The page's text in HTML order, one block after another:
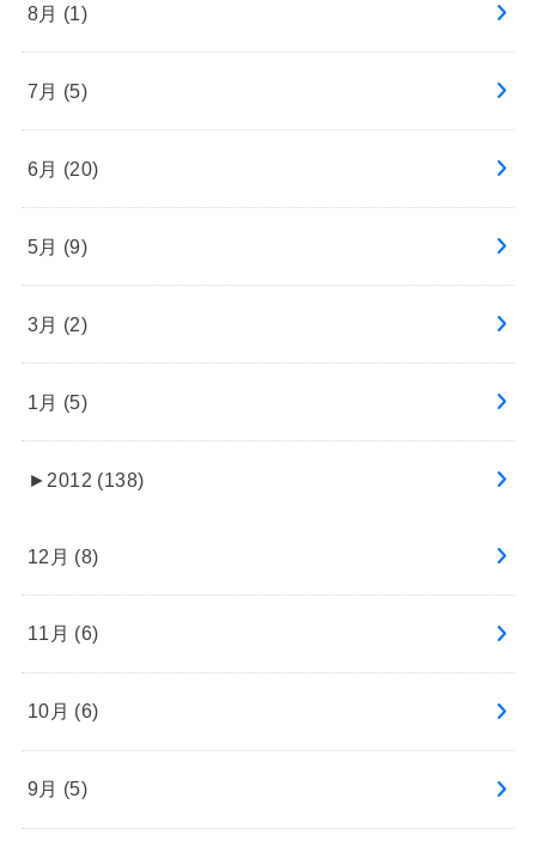
8月 (1)
7月 (5)
6月 (20)
5月 (9)
3月 (2)
1月 (5)
► 2012 (138)
12月 (8)
11月 (6)
10月 (6)
9月 (5)